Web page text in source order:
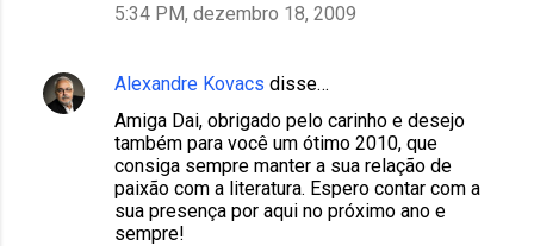
5:34 PM, dezembro 18, 2009
Alexandre Kovacs disse…
Amiga Dai, obrigado pelo carinho e desejo
também para você um ótimo 2010, que
consiga sempre manter a sua relação de
paixão com a literatura. Espero contar com a
sua presença por aqui no próximo ano e
sempre!